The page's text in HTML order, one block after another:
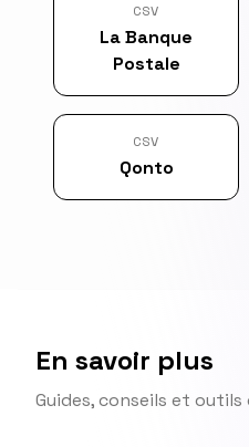
CSV
La Banque
Postale
CSV
Qonto
En savoir plus
Guides, conseils et outils